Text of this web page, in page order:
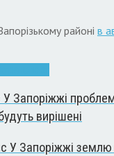
районі в
У Запоріжжі
вирішені
У Запоріжжі землю